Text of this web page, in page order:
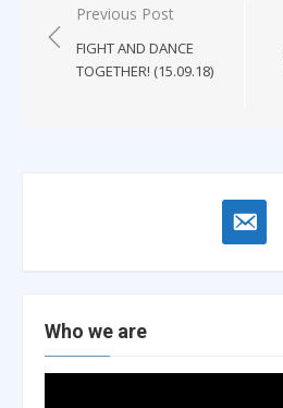
Post
navigation
Previous Post
FIGHT AND DANCE
TOGETHER! (15.09.18)
email-
alt
Who we are